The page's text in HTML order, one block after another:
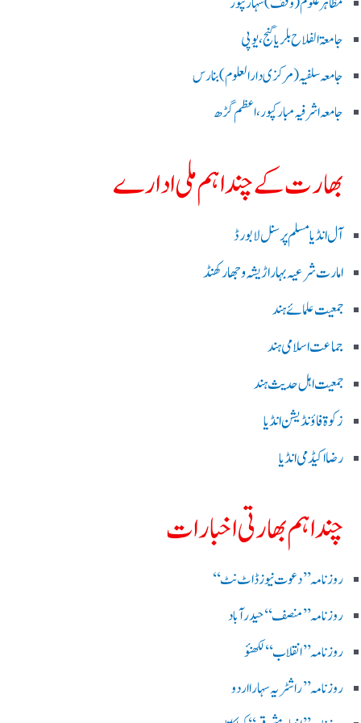
جامعۃ الفلاح بلریاگنج،یوپی
جامعہ سلفیہ(مرکزی دارالعلوم )بنارس
جامعہ اشرفیہ مبارکپور،اعظم گڑھ
بھارت کے چند اہم ملی ادارے
آل انڈیا مسلم پرسنل لا بورڈ
امارت شرعیہ بہار اڑیشہ و جھارکھنڈ
جمعیت علمائے ہند
جماعت اسلامی ہند
جمعیت اہل حدیث ہند
زکوۃ فاؤنڈیشن انڈیا
رضا اکیڈمی انڈیا
چند اہم بھارتی اخبارات
روز نامہ ’’ دعوت نیوز ڈاٹ نٹ‘‘
روزنامہ ’’ منصف‘‘ حیدر آباد
روزنامہ ’’ انقلاب‘‘ لکھنؤ
روز نامہ ’’راشٹریہ سہارا اردو